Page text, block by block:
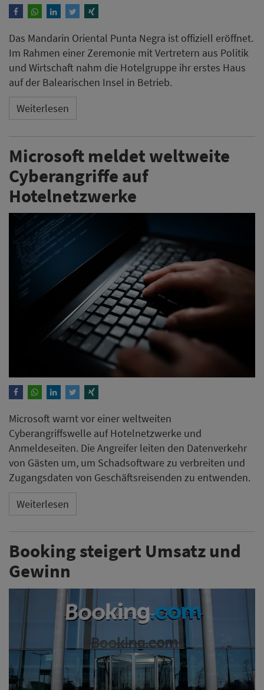
Das Mandarin Oriental Punta Negra ist offiziell eröffnet.
Im Rahmen einer Zeremonie mit Vertretern aus Politik
und Wirtschaft nahm die Hotelgruppe ihr erstes Haus
auf der Balearischen Insel in Betrieb.
Weiterlesen
Microsoft meldet weltweite
Cyberangriffe auf
Hotelnetzwerke
Microsoft warnt vor einer weltweiten
Cyberangriffswelle auf Hotelnetzwerke und
Anmeldeseiten. Die Angreifer leiten den Datenverkehr
von Gästen um, um Schadsoftware zu verbreiten und
Zugangsdaten von Geschäftsreisenden zu entwenden.
Weiterlesen
Booking steigert Umsatz und
Gewinn